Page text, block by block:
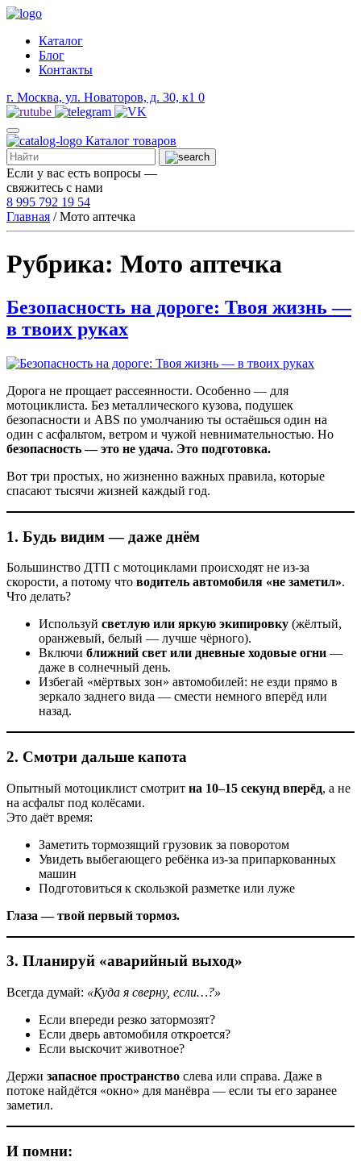
Каталог
Блог
Контакты
г. Москва, ул. Новаторов, д. 30, к1 0
Каталог товаров
Если у вас есть вопросы —
свяжитесь с нами
8 995 792 19 54
Главная /Мото аптечка
Рубрика: Мото аптечка
Безопасность на дороге: Твоя жизнь —
в твоих руках
Дорога не прощает рассеянности. Особенно — для
мотоциклиста. Без металлического кузова, подушек
безопасности и ABS по умолчанию ты остаёшься один на
один с асфальтом, ветром и чужой невнимательностью. Но
безопасность — это не удача. Это подготовка.
Вот три простых, но жизненно важных правила, которые
спасают тысячи жизней каждый год.
1. Будь видим — даже днём
Большинство ДТП с мотоциклами происходят не из-за
скорости, а потому что водитель автомобиля «не заметил».
Что делать?
Используй светлую или яркую экипировку (жёлтый,
оранжевый, белый — лучше чёрного).
Включи ближний свет или дневные ходовые огни —
даже в солнечный день.
Избегай «мёртвых зон» автомобилей: не езди прямо в
зеркало заднего вида — смести немного вперёд или
назад.
2. Смотри дальше капота
Опытный мотоциклист смотрит на 10–15 секунд вперёд, а не
на асфальт под колёсами.
Это даёт время:
Заметить тормозящий грузовик за поворотом
Увидеть выбегающего ребёнка из-за припаркованных
машин
Подготовиться к скользкой разметке или луже
Глаза — твой первый тормоз.
3. Планируй «аварийный выход»
Всегда думай: «Куда я сверну, если…?»
Если впереди резко затормозят?
Если дверь автомобиля откроется?
Если выскочит животное?
Держи запасное пространство слева или справа. Даже в
потоке найдётся «окно» для манёвра — если ты его заранее
заметил.
И помни: